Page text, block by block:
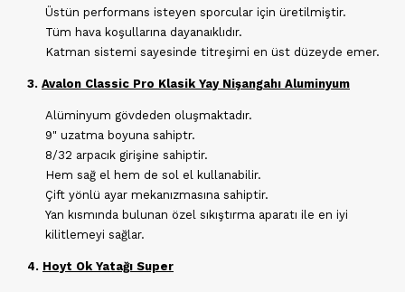
Üstün performans isteyen sporcular için üretilmiştir.
Tüm hava koşullarına dayanaıklıdır.
Katman sistemi sayesinde titreşimi en üst düzeyde emer.
3. Avalon Classic Pro Klasik Yay Nişangahı Aluminyum
Alüminyum gövdeden oluşmaktadır.
9" uzatma boyuna sahiptr.
8/32 arpacık girişine sahiptir.
Hem sağ el hem de sol el kullanabilir.
Çift yönlü ayar mekanızmasına sahiptir.
Yan kısmında bulunan özel sıkıştırma aparatı ile en iyi
kilitlemeyi sağlar.
4. Hoyt Ok Yatağı Super